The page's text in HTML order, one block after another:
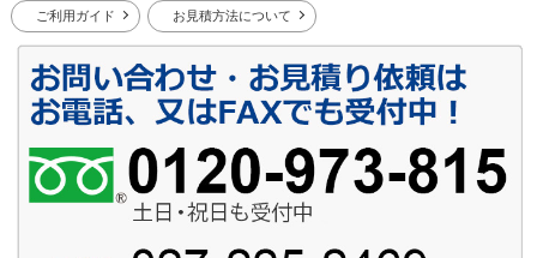
ご利用ガイド お見積方法について